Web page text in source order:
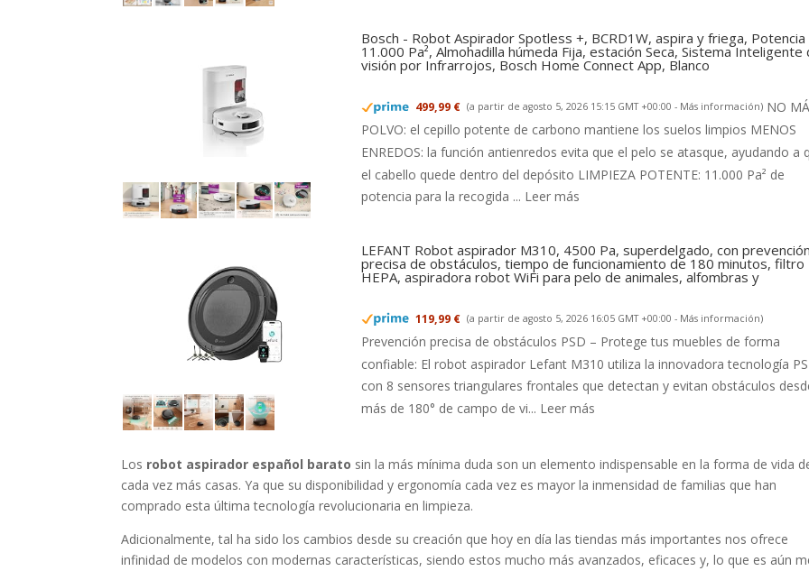
Bosch - Robot Aspirador Spotless +, BCRD1W, aspira y friega, Potencia
11.000 Pa², Almohadilla húmeda Fija, estación Seca, Sistema Inteligente
visión por Infrarrojos, Bosch Home Connect App, Blanco
499,99 € (a partir de agosto 5, 2026 15:15 GMT +00:00 - Más información) NO
POLVO: el cepillo potente de carbono mantiene los suelos limpios MENOS
ENREDOS: la función antienredos evita que el pelo se atasque, ayudando a
el cabello quede dentro del depósito LIMPIEZA POTENTE: 11.000 Pa² de
potencia para la recogida ... Leer más
LEFANT Robot aspirador M310, 4500 Pa, superdelgado, con prevención
precisa de obstáculos, tiempo de funcionamiento de 180 minutos, filtro
HEPA, aspiradora robot WiFi para pelo de animales, alfombras y
119,99 € (a partir de agosto 5, 2026 16:05 GMT +00:00 - Más información)
Prevención precisa de obstáculos PSD – Protege tus muebles de forma
confiable: El robot aspirador Lefant M310 utiliza la innovadora tecnología
con 8 sensores triangulares frontales que detectan y evitan obstáculos
más de 180° de campo de vi... Leer más
Los robot aspirador español barato sin la más mínima duda son un elemento indispensable en la forma de vida
cada vez más casas. Ya que su disponibilidad y ergonomía cada vez es mayor la inmensidad de familias que han
comprado esta última tecnología revolucionaria en limpieza.
Adicionalmente, tal ha sido los cambios desde su creación que hoy en día las tiendas más importantes nos ofrece
infinidad de modelos con modernas características, siendo estos mucho más avanzados, eficaces y, lo que es aún